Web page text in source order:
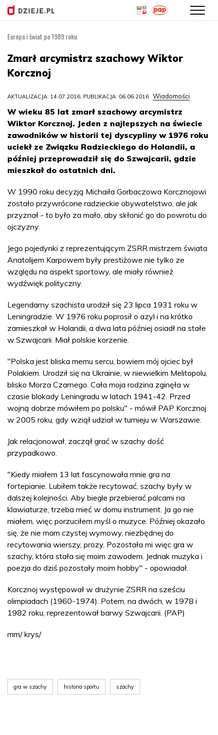
treści
Europa i świat po 1989 roku
Zmarł arcymistrz szachowy Wiktor
Korcznoj
AKTUALIZACJA: 14.07.2016, PUBLIKACJA: 06.06.2016 Wiadomości
W wieku 85 lat zmarł szachowy arcymistrz
Wiktor Korcznoj. Jeden z najlepszych na świecie
zawodników w historii tej dyscypliny w 1976 roku
uciekł ze Związku Radzieckiego do Holandii, a
później przeprowadził się do Szwajcarii, gdzie
mieszkał do ostatnich dni.
W 1990 roku decyzją Michaiła Gorbaczowa Korcznojowi
zostało przywrócone radzieckie obywatelstwo, ale jak
przyznał - to było za mało, aby skłonić go do powrotu do
ojczyzny.
Jego pojedynki z reprezentującym ZSRR mistrzem świata
Anatolijem Karpowem były prestiżowe nie tylko ze
względu na aspekt sportowy, ale miały również
wydźwięk polityczny.
Legendarny szachista urodził się 23 lipca 1931 roku w
Leningradzie. W 1976 roku poprosił o azyl i na krótko
zamieszkał w Holandii, a dwa lata później osiadł na stałe
w Szwajcarii. Miał polskie korzenie.
"Polska jest bliska memu sercu, bowiem mój ojciec był
Polakiem. Urodził się na Ukrainie, w niewielkim Melitopolu,
blisko Morza Czarnego. Cała moja rodzina zginęła w
czasie blokady Leningradu w latach 1941-42. Przed
wojną dobrze mówiłem po polsku" - mówił PAP Korcznoj
w 2005 roku, gdy wziął udział w turnieju w Warszawie.
Jak relacjonował, zaczął grać w szachy dość
przypadkowo.
"Kiedy miałem 13 lat fascynowała mnie gra na
fortepianie. Lubiłem także recytować, szachy były w
dalszej kolejności. Aby biegle przebierać palcami na
klawiaturze, trzeba mieć w domu instrument. Ja go nie
miałem, więc porzuciłem myśl o muzyce. Później okazało
się, że nie mam czystej wymowy, niezbędnej do
recytowania wierszy, prozy. Pozostała mi więc gra w
szachy, która stała się moim zawodem. Jednak muzyka i
poezja do dziś pozostały moim hobby" - opowiadał.
Korcznoj występował w drużynie ZSRR na sześciu
olimpiadach (1960-1974). Potem, na dwóch, w 1978 i
1982 roku, reprezentował barwy Szwajcarii. (PAP)
mm/ krys/
gra w szachy historia sportu szachy